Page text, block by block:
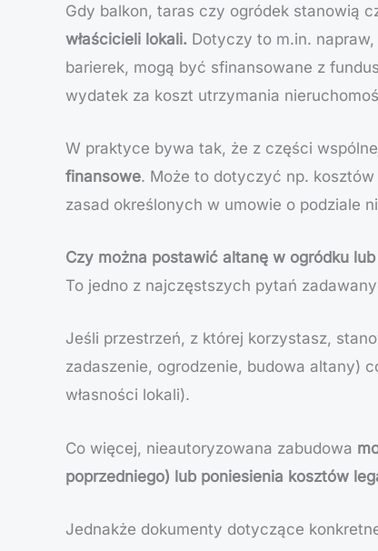
Gdy balkon, taras czy ogródek stanowią
właścicieli lokali. Dotyczy to m.in.
barierek, mogą być sfinansowane z
wydatek za koszt utrzymania
W praktyce bywa tak, że z części
finansowe. Może to dotyczyć np.
zasad określonych w umowie o podziale
Czy można postawić altanę w ogródku
To jedno z najczęstszych pytań
Jeśli przestrzeń, z której korzystasz,
zadaszenie, ogrodzenie, budowa altany)
własności lokali).
Co więcej, nieautoryzowana zabudowa
poprzedniego) lub poniesienia kosztów
Jednakże dokumenty dotyczące